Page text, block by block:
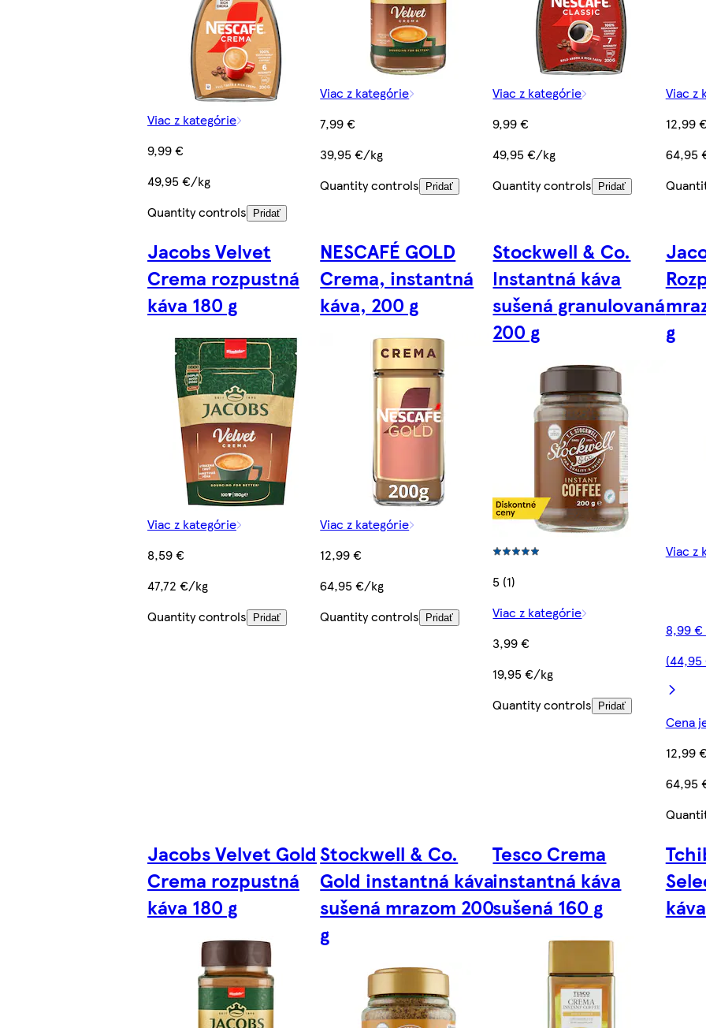
Viac z kategórie
9,99 €
49,95 €/kg
Quantity controls
Pridať
Viac z kategórie
7,99 €
39,95 €/kg
Quantity controls
Pridať
Viac z kategórie
9,99 €
49,95 €/kg
Quantity controls
Pridať
Viac z
12,99
64,95
Jacobs Velvet
Crema rozpustná
káva 180 g
Viac z kategórie
8,59 €
47,72 €/kg
Quantity controls
Pridať
NESCAFÉ GOLD
Crema, instantná
káva, 200 g
Viac z kategórie
12,99 €
64,95 €/kg
Quantity controls
Pridať
Stockwell & Co.
Instantná káva
sušená granulovaná
200 g
5 (1)
Viac z kategórie
3,99 €
19,95 €/kg
Quantity controls
Pridať
g
Viac z
8,99
Cena
12,99
64,95
Jacobs Velvet Gold
Crema rozpustná
káva 180 g
Stockwell & Co.
Gold instantná káva
sušená mrazom 200
g
Tesco Crema
instantná káva
sušená 160 g